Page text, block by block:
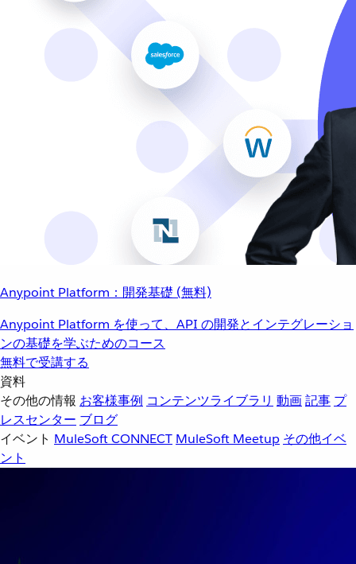
Anypoint Platform：開発基礎 (無料)
Anypoint Platform を使って、API の開発とインテグレーショ
ンの基礎を学ぶためのコース
無料で受講する
資料
その他の情報 お客様事例 コンテンツライブラリ 動画記事 プ
レスセンター ブログ
イベント MuleSoft CONNECT MuleSoft Meetup その他イベ
ント